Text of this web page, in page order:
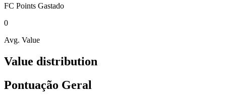
FC Points Gastado
0
Avg. Value
Value distribution
Pontuação Geral